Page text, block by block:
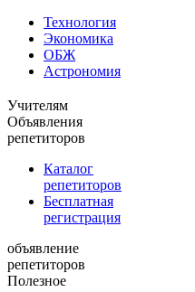
Технология
Экономика
ОБЖ
Астрономия
Учителям
Объявления
репетиторов
Каталог
репетиторов
Бесплатная
регистрация
объявление
репетиторов
Полезное